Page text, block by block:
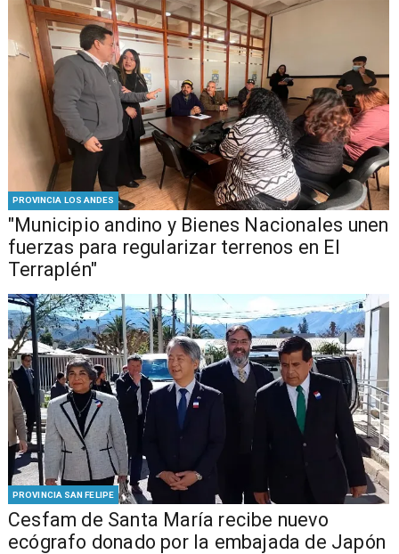
PROVINCIA LOS ANDES
"Municipio andino y Bienes Nacionales unen
fuerzas para regularizar terrenos en El
Terraplén"
PROVINCIA SAN FELIPE
Cesfam de Santa María recibe nuevo
ecógrafo donado por la embajada de Japón